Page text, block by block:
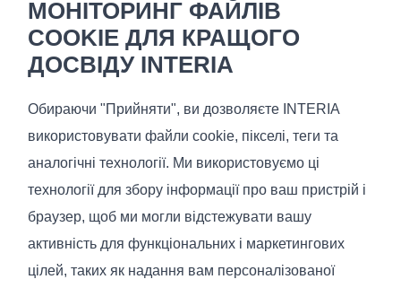
200x160x19
МОНІТОРИНГ ФАЙЛІВ
COOKIE ДЛЯ КРАЩОГО
ДОСВІДУ INTERIA
Обираючи "Прийняти", ви дозволяєте INTERIA
використовувати файли cookie, пікселі, теги та
аналогічні технології. Ми використовуємо ці
технології для збору інформації про ваш пристрій і
браузер, щоб ми могли відстежувати вашу
активність для функціональних і маркетингових
цілей, таких як надання вам персоналізованої